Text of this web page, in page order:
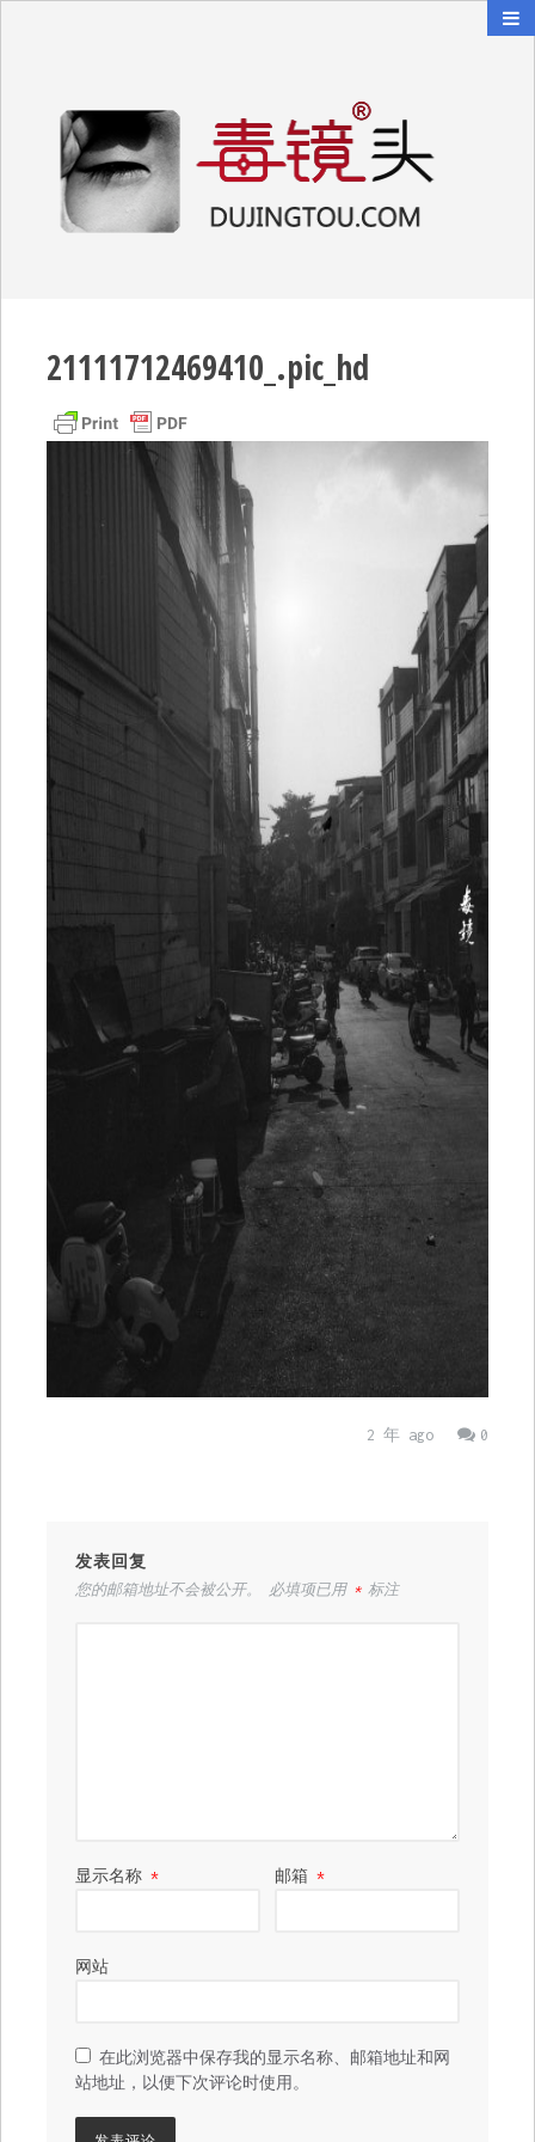
21111712469410_.pic_hd
0
2 年 ago
发表回复
您的邮箱地址不会被公开。 必填项已用 *标注
显示名称 * 邮箱*
网站
在此浏览器中保存我的显示名称、邮箱地址和网
站地址，以便下次评论时使用。